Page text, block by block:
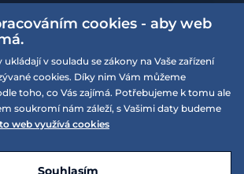
zboží
věrnostního klubu
cookies - aby web
v souladu se zákony na Vaše zařízení
cookies. Díky nim Vám můžeme
toho, co Vás zajímá. Potřebujeme k tomu ale
soukromí nám záleží, s Vašimi daty budeme
web využívá cookies
Souhlasím